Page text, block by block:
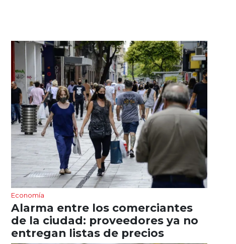
Economía
Alarma entre los comerciantes
de la ciudad: proveedores ya no
entregan listas de precios